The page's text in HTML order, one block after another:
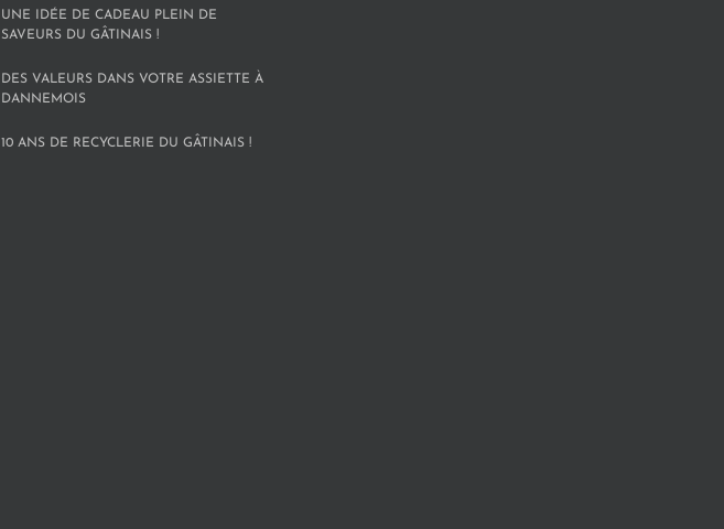
UNE IDÉE DE CADEAU PLEIN DE
SAVEURS DU GÂTINAIS !
DES VALEURS DANS VOTRE ASSIETTE À
DANNEMOIS
10 ANS DE RECYCLERIE DU GÂTINAIS !